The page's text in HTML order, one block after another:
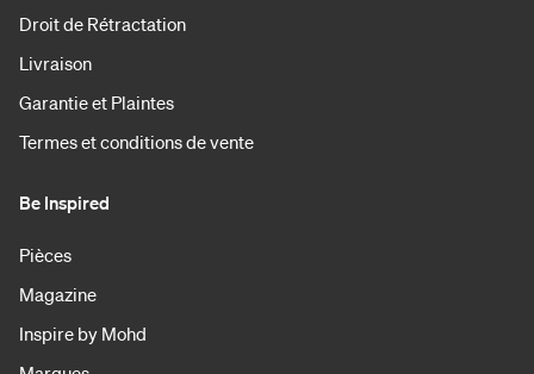
Droit de Rétractation
Livraison
Garantie et Plaintes
Termes et conditions de vente
Be Inspired
Pièces
Magazine
Inspire by Mohd